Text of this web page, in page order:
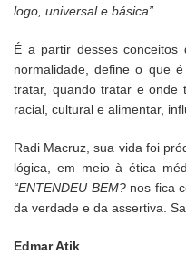
logo, universal e básica”.
É a partir desses conceitos
normalidade, define o que
tratar, quando tratar e onde
racial, cultural e alimentar,
Radi Macruz, sua vida foi
lógica, em meio à ética
“ENTENDEU BEM?nos fica
da verdade e da assertiva.
Edmar Atik